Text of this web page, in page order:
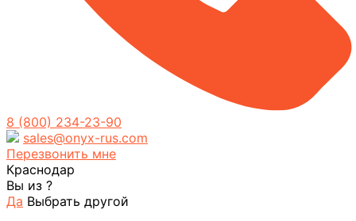
8 (800) 234-23-90
sales@onyx-rus.com
Перезвонить мне
Краснодар
Вы из ?
Да Выбрать другой